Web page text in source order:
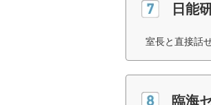
日能
室長と直接話
臨海